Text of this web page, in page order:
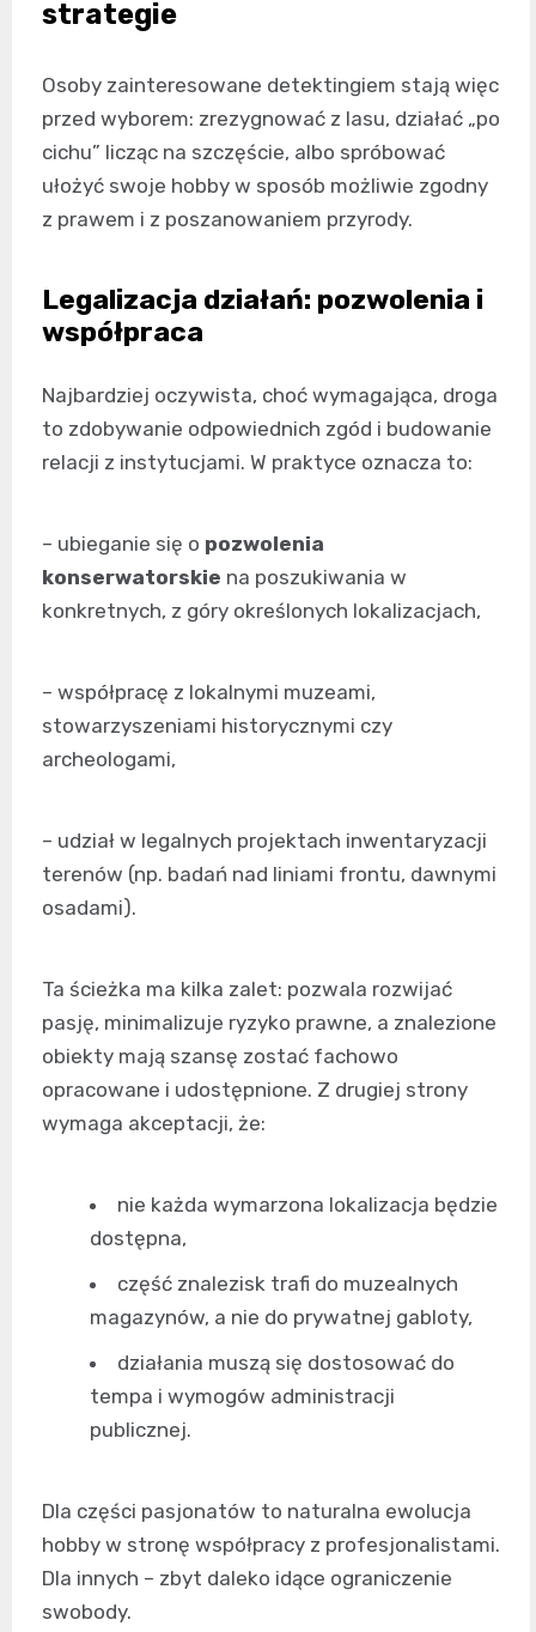
strategie
Osoby zainteresowane detektingiem stają więc
przed wyborem: zrezygnować z lasu, działać „po
cichu” licząc na szczęście, albo spróbować
ułożyć swoje hobby w sposób możliwie zgodny
z prawem i z poszanowaniem przyrody.
Legalizacja działań: pozwolenia i
współpraca
Najbardziej oczywista, choć wymagająca, droga
to zdobywanie odpowiednich zgód i budowanie
relacji z instytucjami. W praktyce oznacza to:
– ubieganie się o pozwolenia
konserwatorskie na poszukiwania w
konkretnych, z góry określonych lokalizacjach,
– współpracę z lokalnymi muzeami,
stowarzyszeniami historycznymi czy
archeologami,
– udział w legalnych projektach inwentaryzacji
terenów (np. badań nad liniami frontu, dawnymi
osadami).
Ta ścieżka ma kilka zalet: pozwala rozwijać
pasję, minimalizuje ryzyko prawne, a znalezione
obiekty mają szansę zostać fachowo
opracowane i udostępnione. Z drugiej strony
wymaga akceptacji, że:
nie każda wymarzona lokalizacja będzie
dostępna,
część znalezisk trafi do muzealnych
magazynów, a nie do prywatnej gabloty,
działania muszą się dostosować do
tempa i wymogów administracji
publicznej.
Dla części pasjonatów to naturalna ewolucja
hobby w stronę współpracy z profesjonalistami.
Dla innych – zbyt daleko idące ograniczenie
swobody.